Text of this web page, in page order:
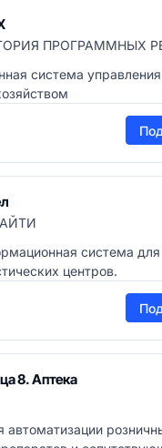
ПРОГРАММНЫХ
система
система
центров.
8. Аптека
автоматизации